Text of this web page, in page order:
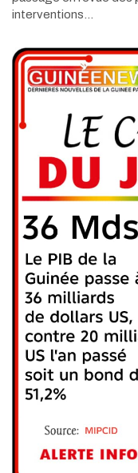
interventions…